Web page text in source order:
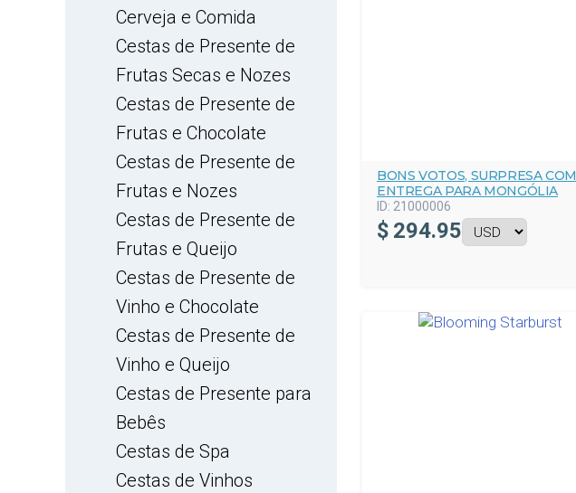
Cerveja e Comida
Cestas de Presente de
Frutas Secas e Nozes
Cestas de Presente de
Frutas e Chocolate
Cestas de Presente de
Frutas e Nozes
Cestas de Presente de
Frutas e Queijo
Cestas de Presente de
Vinho e Chocolate
Cestas de Presente de
Vinho e Queijo
Cestas de Presente para
Bebês
Cestas de Spa
Cestas de Vinhos
BONS VOTOS, SURPRESA COM
ENTREGA PARA MONGÓLIA
ID: 21000006
$ 294.95